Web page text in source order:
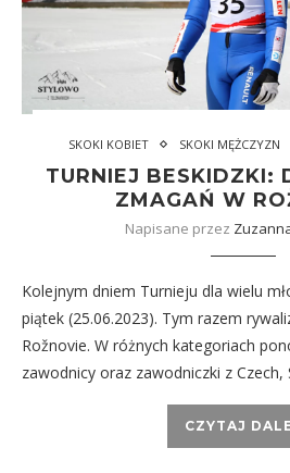
SKOKI KOBIET SKOKI MĘŻCZYZN
TURNIEJ BESKIDZKI:
ZMAGAŃ W
Napisane przez
Kolejnym dniem Turnieju dla wielu
piątek (25.06.2023). Tym razem
Rožnovie. W różnych kategoriach
zawodnicy oraz zawodniczki z Czech,
CZYTAJ